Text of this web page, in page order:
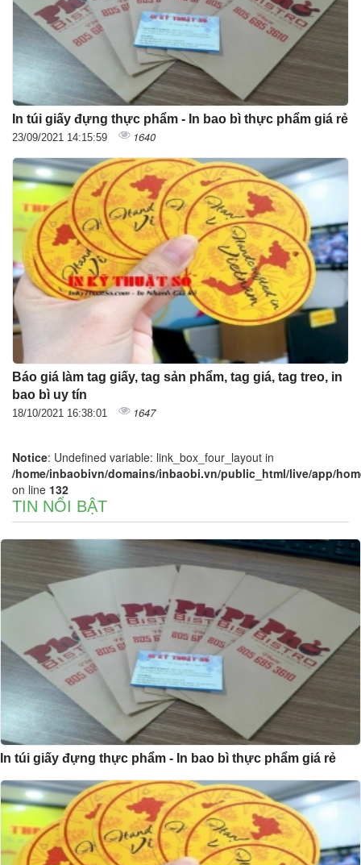
In túi giấy đựng thực phẩm - In bao bì thực phẩm giá rẻ
23/09/2021 14:15:59 1640
Báo giá làm tag giấy, tag sản phẩm, tag giá, tag treo, in
bao bì uy tín
18/10/2021 16:38:01 1647
Notice: Undefined variable: link_box_four_layout in
/home/inbaobivn/domains/inbaobi.vn/public_html/live/app/
on line 132
TIN NỔI BẬT
In túi giấy đựng thực phẩm - In bao bì thực phẩm giá rẻ